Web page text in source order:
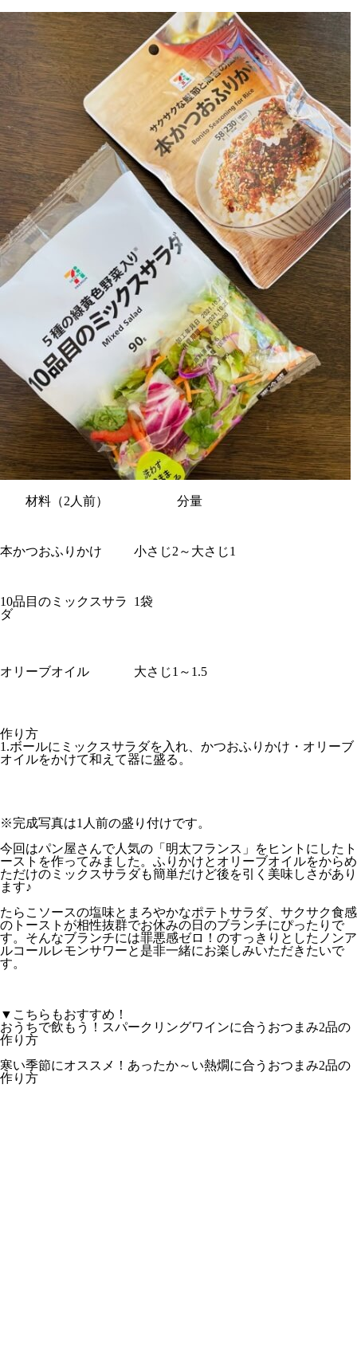
材料（2人前） 分量
本かつおふりかけ 小さじ2～大さじ1
10品目のミックスサラ
ダ
1袋
オリーブオイル 大さじ1～1.5
作り方
1.ボールにミックスサラダを入れ、かつおふりかけ・オリーブ
オイルをかけて和えて器に盛る。
※完成写真は1人前の盛り付けです。
今回はパン屋さんで人気の「明太フランス」をヒントにしたト
ーストを作ってみました。ふりかけとオリーブオイルをからめ
ただけのミックスサラダも簡単だけど後を引く美味しさがあり
ます♪
たらこソースの塩味とまろやかなポテトサラダ、サクサク食感
のトーストが相性抜群でお休みの日のブランチにぴったりで
す。そんなブランチには罪悪感ゼロ！のすっきりとしたノンア
ルコールレモンサワーと是非一緒にお楽しみいただきたいで
す。
▼こちらもおすすめ！
おうちで飲もう！スパークリングワインに合うおつまみ2品の
作り方
寒い季節にオススメ！あったか～い熱燗に合うおつまみ2品の
作り方